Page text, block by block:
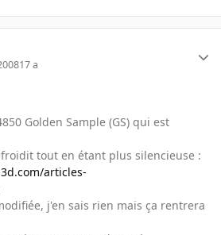
17 a
Golden Sample (GS) qui est
tout en étant plus silencieuse :
articles-
j'en sais rien mais ça rentrera